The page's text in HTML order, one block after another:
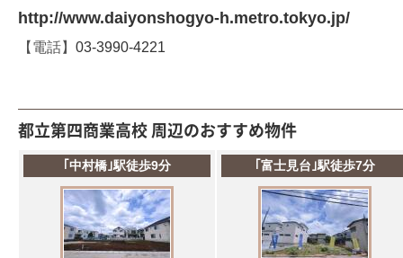
http://www.daiyonshogyo-h.metro.tokyo.jp/
【電話】 03-3990-4221
都立第四商業高校 周辺のおすすめ物件
｢中村橋｣駅徒歩9分 ｢富士見台｣駅徒歩7分